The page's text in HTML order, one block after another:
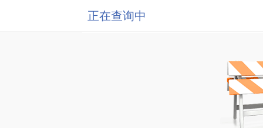
正在查询中